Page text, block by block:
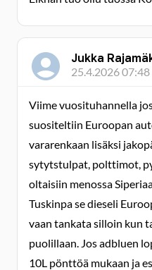
Jukka
25.4.2026 07:48
Viime vuosituhannella
suositeltiin Euroopan
vararenkaan lisäksi
sytytstulpat, polttimot,
oltaisiin menossa
Tuskinpa se dieseli
vaan tankata silloin kun
puolillaan. Jos adbluen
10L pönttöä mukaan ja